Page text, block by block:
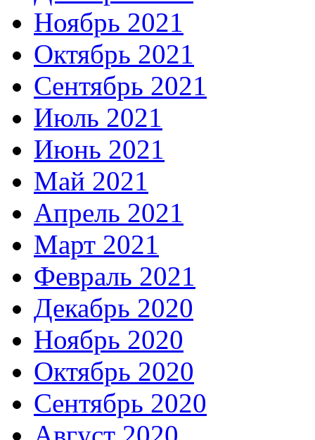
Ноябрь 2021
Октябрь 2021
Сентябрь 2021
Июль 2021
Июнь 2021
Май 2021
Апрель 2021
Март 2021
Февраль 2021
Декабрь 2020
Ноябрь 2020
Октябрь 2020
Сентябрь 2020